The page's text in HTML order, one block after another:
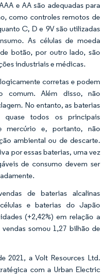
e AA são adequadas para
como controles remotos de
C, D e 9V são utilizadas
As células de moeda
botão, por outro lado, são
industriais e médicas.
corretas e podem
comum. Além disso, não
No entanto, as baterias
quase todos os principais
mercúrio e, portanto, não
ambiental ou de descarte.
por essas baterias, uma vez
de consumo devem ser
de baterias alcalinas
e baterias do Japão
(+2,42%) em relação a
somou 1,27 bilhão de
2021, a Volt Resources Ltd.
com a Urban Electric